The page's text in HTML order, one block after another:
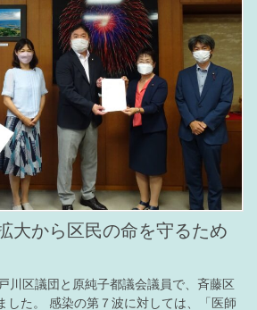
川区議団と原純子都議会議員で、斉藤区
した。 感染の第７波に対しては、「医師